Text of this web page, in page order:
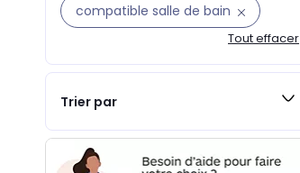
compatible salle de bain
Tout effacer
Trier par